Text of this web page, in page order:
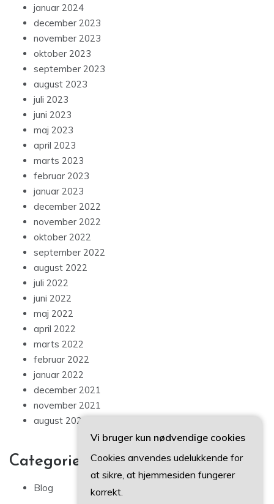
januar 2024
december 2023
november 2023
oktober 2023
september 2023
august 2023
juli 2023
juni 2023
maj 2023
april 2023
marts 2023
februar 2023
januar 2023
december 2022
november 2022
oktober 2022
september 2022
august 2022
juli 2022
juni 2022
maj 2022
april 2022
marts 2022
februar 2022
januar 2022
december 2021
november 2021
august 2021
Categories
Blog
Vi bruger kun nødvendige cookies
Cookies anvendes udelukkende for
at sikre, at hjemmesiden fungerer
korrekt.